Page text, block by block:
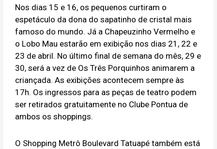
Nos dias 15 e 16, os pequenos curtiram o
espetáculo da dona do sapatinho de cristal mais
famoso do mundo. Já a Chapeuzinho Vermelho e
o Lobo Mau estarão em exibição nos dias 21, 22 e
23 de abril. No último final de semana do mês, 29 e
30, será a vez de Os Três Porquinhos animarem a
criançada. As exibições acontecem sempre às
17h. Os ingressos para as peças de teatro podem
ser retirados gratuitamente no Clube Pontua de
ambos os shoppings.
O Shopping Metrô Boulevard Tatuapé também está